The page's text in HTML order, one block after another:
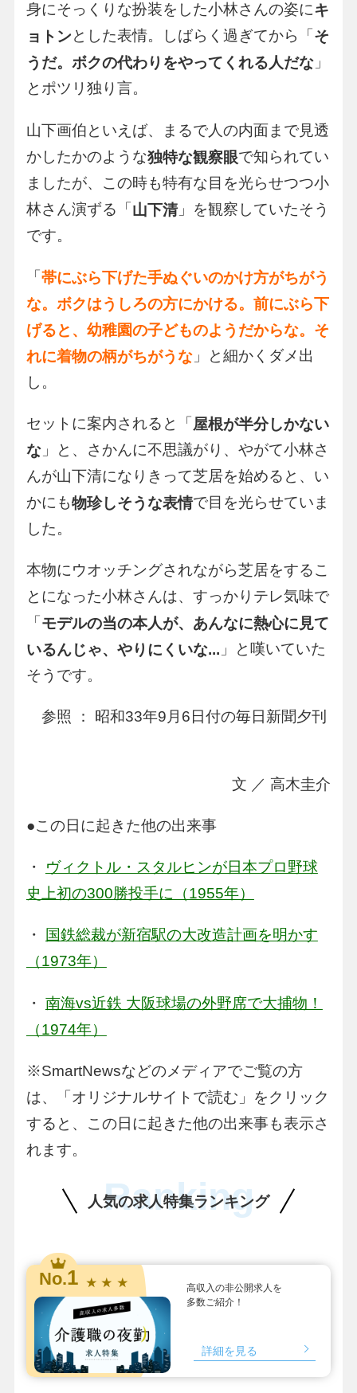
身にそっくりな扮装をした小林さんの姿にキ
ョトンとした表情。しばらく過ぎてから「 そ
うだ。ボクの代わりをやってくれる人だな」
とポツリ独り言。
山下画伯といえば、まるで人の内面まで見透
かしたかのような独特な観察眼で知られてい
ましたが、この時も特有な目を光らせつつ小
林さん演ずる「山下清」を観察していたそう
です。
「帯にぶら下げた手ぬぐいのかけ方がちがう
な。ボクはうしろの方にかける。前にぶら下
げると、幼稚園の子どものようだからな。そ
れに着物の柄がちがうな」と細かくダメ出
し。
セットに案内されると「屋根が半分しかない
な」と、さかんに不思議がり、やがて小林さ
んが山下清になりきって芝居を始めると、い
かにも物珍しそうな表情で目を光らせていま
した。
本物にウオッチングされながら芝居をするこ
とになった小林さんは、すっかりテレ気味で
「モデルの当の本人が、あんなに熱心に見て
いるんじゃ、やりにくいな... 」と嘆いていた
そうです。
参照 ： 昭和33年9月6日付の毎日新聞夕刊
文 ／ 高木圭介
●この日に起きた他の出来事
・ ヴィクトル・スタルヒンが日本プロ野球
史上初の300勝投手に（1955年）
・
国鉄総裁が新宿駅の大改造計画を明かす
（1973年）
・ 南海vs近鉄 大阪球場の外野席で大捕物！
（1974年）
※SmartNewsなどのメディアでご覧の方
は、「オリジナルサイトで読む」をクリック
すると、この日に起きた他の出来事も表示さ
れます。
人気の求人特集ランキング
Ranking
No.1 ★ ★ ★
高収入の非公開求人を
多数ご紹介！
詳細を見る